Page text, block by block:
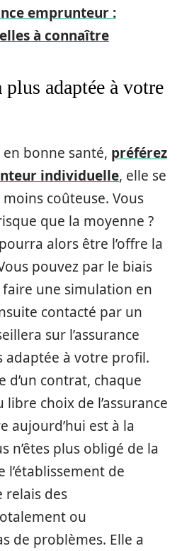
emprunteur :
à connaître
adaptée à votre
bonne santé, préférez
individuelle, elle se
coûteuse. Vous
que la moyenne ?
alors être l’offre la
pouvez par le biais
faire une simulation en
contacté par un
sur l’assurance
à votre profil.
d’un contrat, chaque
choix de l’assurance
aujourd’hui est à la
n’êtes plus obligé de la
l’établissement de
relais des
ou
de problèmes. Elle a